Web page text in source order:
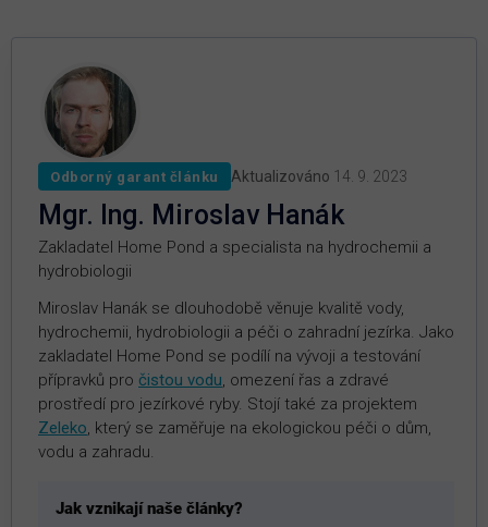
Odborný garant článku Aktualizováno 14. 9. 2023
Mgr. Ing. Miroslav Hanák
Zakladatel Home Pond a specialista na hydrochemii a
hydrobiologii
Miroslav Hanák se dlouhodobě věnuje kvalitě vody,
hydrochemii, hydrobiologii a péči o zahradní jezírka. Jako
zakladatel Home Pond se podílí na vývoji a testování
přípravků pro čistou vodu, omezení řas a zdravé
prostředí pro jezírkové ryby. Stojí také za projektem
Zeleko, který se zaměřuje na ekologickou péči o dům,
vodu a zahradu.
Jak vznikají naše články?